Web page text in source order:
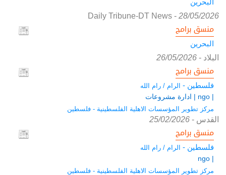
Daily Tribune-DT News- 28/05/2026
منسق برامج
البحرين
البلاد -
26/05/2026
منسق برامج
فلسطين - الرام / رام الله
| ngo | ادارة مشروعات
مركز تطوير المؤسسات الاهلية الفلسطينية - فلسطين
القدس -
25/02/2026
منسق برامج
فلسطين - الرام / رام الله
| ngo
مركز تطوير المؤسسات الاهلية الفلسطينية - فلسطين